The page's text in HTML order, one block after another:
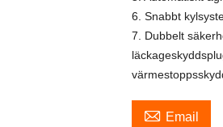
6. Snabbt
7. Dubbelt
 Email